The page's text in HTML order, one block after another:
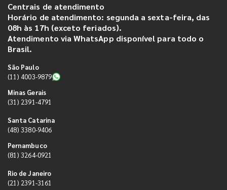
Centrais de atendimento
Horário de atendimento: segunda a sexta-feira, das
08h às 17h (exceto feriados).
Atendimento via WhatsApp disponível para todo o
Brasil.
São Paulo
(11) 4003-9879
Minas Gerais
(31) 2391-4791
Santa Catarina
(48) 3380-9406
Pernambuco
(81) 3264-0921
Rio de Janeiro
(21) 2391-3161